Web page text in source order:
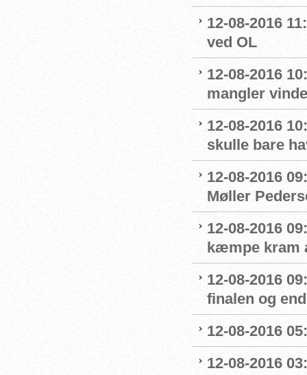
12-08-2016
ved OL
12-08-2016
mangler
12-08-2016
skulle bare
12-08-2016
Møller
12-08-2016
kæmpe kram
12-08-2016
finalen og
12-08-2016
12-08-2016